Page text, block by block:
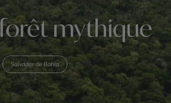
mythique
Salvador de Bahia